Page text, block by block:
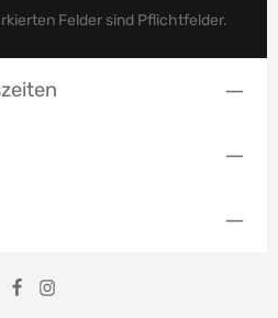
Felder sind Pflichtfelder.